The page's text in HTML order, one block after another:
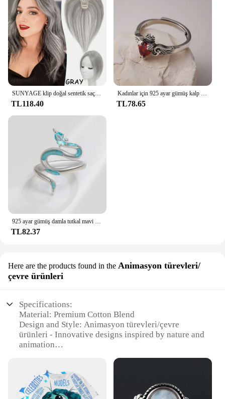
TL118.40 TL78.65
TL82.37
Here are the products found in the Animasyon türevleri/
çevre ürünleri
Specifications:
Material: Premium Cotton Blend
Design and Style: Animasyon türevleri/çevre
ürünleri - Innovative designs inspired by nature and
animation
set of two trendy tops for the modern woman
Usage and Purpose: Versatile for casual wear,
perfect for daily activities
Performance and Property: Comfortable fit with a